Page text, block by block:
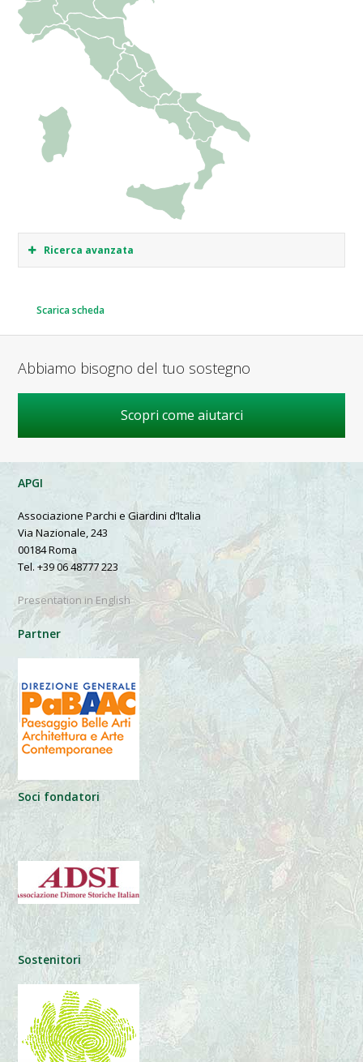
Ricerca avanzata
Scarica scheda
Abbiamo bisogno del tuo sostegno
Scopri come aiutarci
APGI
Associazione Parchi e Giardini d’Italia
Via Nazionale, 243
00184 Roma
Tel. +39 06 48777 223
Presentation in English
Partner
Soci fondatori
Sostenitori